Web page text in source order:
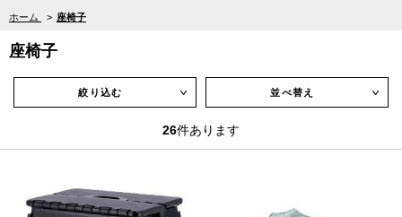
ホーム > 座椅子
座椅子
絞り込む ∨ 並べ替え ∨
26件あります